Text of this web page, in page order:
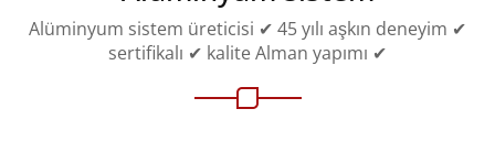
Alüminyum sistem üreticisi ✔ 45 yılı aşkın deneyim ✔
sertifikalı ✔ kalite Alman yapımı ✔